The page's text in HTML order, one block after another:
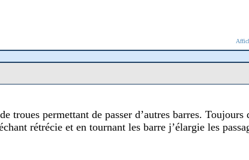
troues permettant de passer d’autres barres.
rétrécie et en tournant les barre j’élargie les